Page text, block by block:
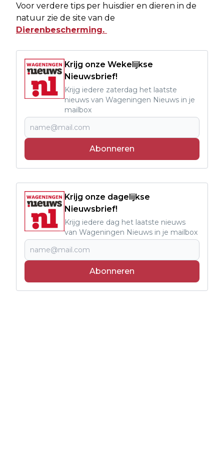
Voor verdere tips per huisdier en dieren in de
natuur zie de site van de
Dierenbescherming.
Krijg onze Wekelijkse
Nieuwsbrief!
Krijg iedere zaterdag het laatste
nieuws van Wageningen Nieuws in je
mailbox
Abonneren
Krijg onze dagelijkse
Nieuwsbrief!
Krijg iedere dag het laatste nieuws
van Wageningen Nieuws in je mailbox
Abonneren